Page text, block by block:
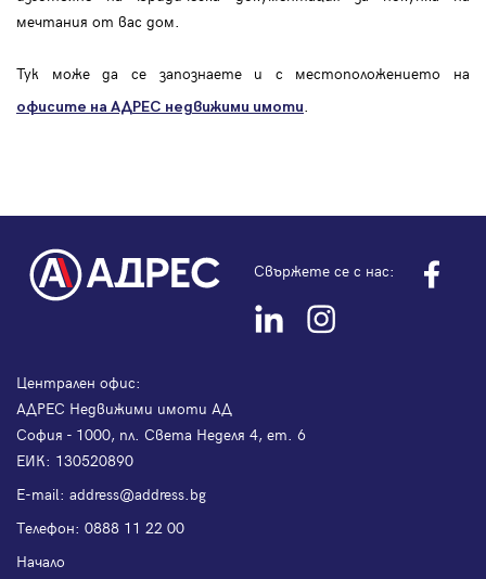
мечтания от вас дом.
Тук може да се запознаете и с местоположението на
офисите на АДРЕС недвижими имоти.
Свържете се с нас:
Централен офис:
АДРЕС Недвижими имоти АД
София - 1000, пл. Света Неделя 4, ет. 6
ЕИК: 130520890
Е-mail: address@address.bg
Телефон: 0888 11 22 00
Начало